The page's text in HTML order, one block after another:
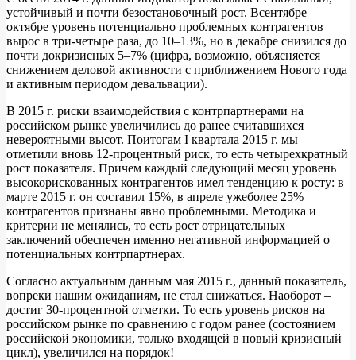
устойчивый и почти безостановочный рост. Всентябре–
октябре уровень потенциально проблемных контрагентов
вырос в три-четыре раза, до 10–13%, но в декабре снизился до
почти докризисных 5–7% (цифра, возможно, объясняется
снижением деловой активности с приближением Нового года
и активным периодом девальвации).
В 2015 г. риски взаимодействия с контрпартнерами на
российском рынке увеличились до ранее считавшихся
невероятными высот. Поитогам I квартала 2015 г. мы
отметили вновь 12-процентный риск, то есть четырехкратный
рост показателя. Причем каждый следующий месяц уровень
высокорискованных контрагентов имел тенденцию к росту: в
марте 2015 г. он составил 15%, в апреле ужеболее 25%
контрагентов признаны явно проблемными. Методика и
критерии не менялись, то есть рост отрицательных
заключений обеспечен именно негативной информацией о
потенциальных контрпартнерах.
Согласно актуальным данным мая 2015 г., данный показатель,
вопреки нашим ожиданиям, не стал снижаться. Наоборот –
достиг 30-процентной отметки. То есть уровень рисков на
российском рынке по сравнению с годом ранее (состоянием
российской экономики, только входящей в новый кризисный
цикл), увеличился на порядок!